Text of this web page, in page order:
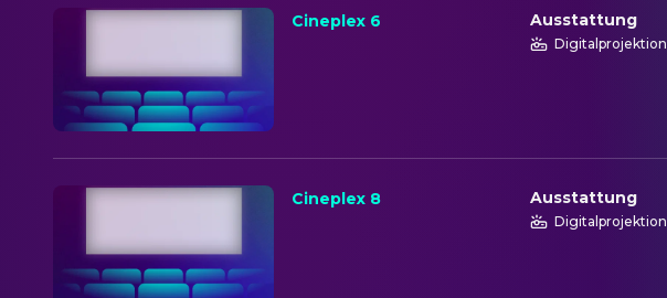
Cineplex 6 Ausstattung
Digitalprojektion
Cineplex 8 Ausstattung
Digitalprojektion